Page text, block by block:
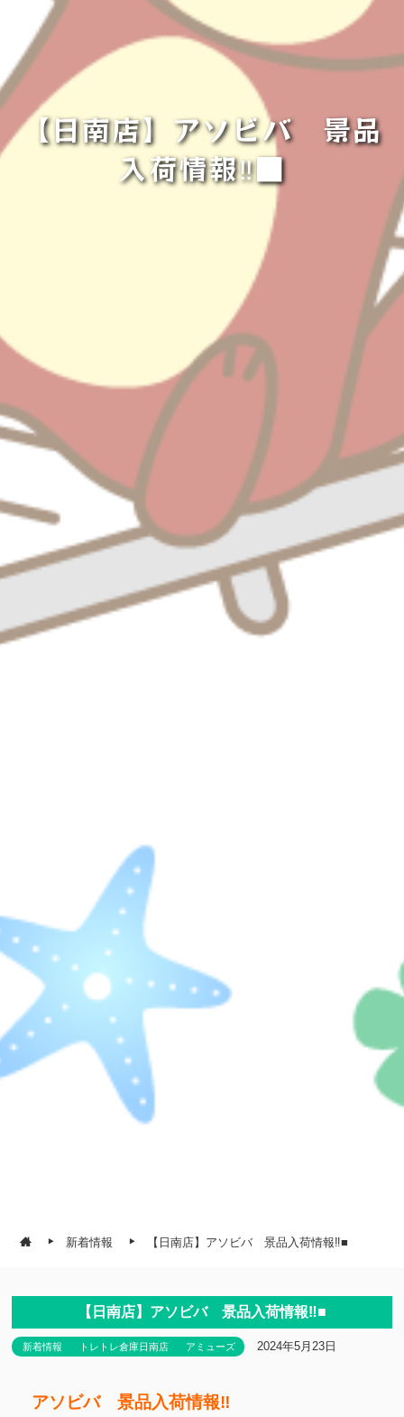
【日南店】アソビバ 景品
入荷情報‼■
新着情報 【日南店】アソビバ 景品入荷情報‼■
【日南店】アソビバ 景品入荷情報‼■
新着情報 トレトレ倉庫日南店 アミューズ 2024年5月23日
アソビバ 景品入荷情報‼